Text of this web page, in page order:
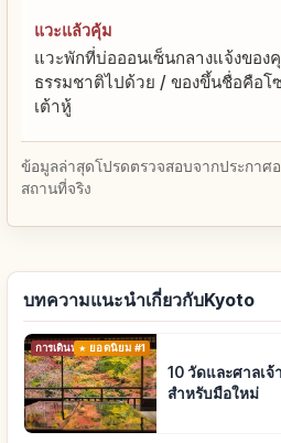
แวะแล้วคุ้ม
แวะพักที่บ่อออนเซ็นกลางแจ้งของ
ธรรมชาติไปด้วย / ของขึ้นชื่อคือโ
เต้าหู้
ข้อมูลล่าสุดโปรดตรวจสอบจากประกาศ
สถานที่จริง
บทความแนะนำเกี่ยวกับKyoto
การเดินทาง ยอดนิยม #1
10 วัดและศาลเจ้
สำหรับมือใหม่